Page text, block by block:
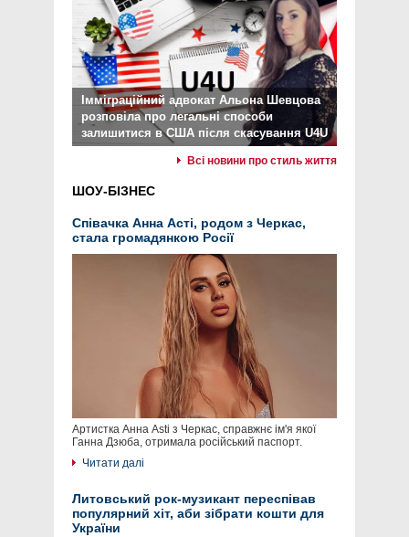
Імміграційний адвокат Альона Шевцова
розповіла про легальні способи
залишитися в США після скасування U4U
Всі новини про стиль життя
ШОУ-БІЗНЕС
Співачка Анна Асті, родом з Черкас,
стала громадянкою Росії
Артистка Анна Asti з Черкас, справжнє ім'я якої
Ганна Дзюба, отримала російський паспорт.
Читати далі
Литовський рок-музикант переспівав
популярний хіт, аби зібрати кошти для
України